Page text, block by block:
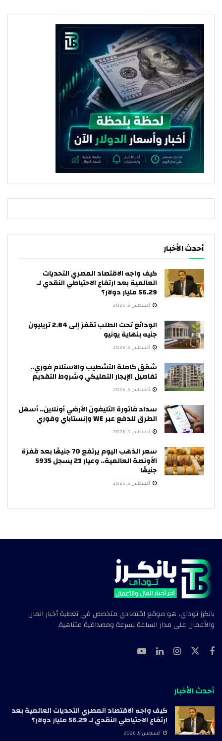
أحدث الأخبار
كيف واجه الاقتصاد المصري التحديات
العالمية بعد ارتفاع الاحتياطي النقدي لـ
56.29 مليار دولار؟
أغسطس 5, 2026
الودائع تحت الطلب تقفز إلى 2.84 تريليون
جنيه بنهاية يونيو
أغسطس 5, 2026
شقق كاملة التشطيب والاستلام فوري..
تفاصيل الإيجار التمليكي وشروط التقديم
أغسطس 5, 2026
سداد فاتورة التليفون الأرضي أونلاين.. أسهل
الطرق للدفع عبر WE وإنستاباي وفوري
أغسطس 5, 2026
سعر الذهب اليوم يرتفع 70 جنيهًا بعد قفزة
الأونصة العالمية.. وعيار 21 يسجل 5935
جنيهًا
أغسطس 5, 2026
بانكرز توداي، هو موقع اقتصادي متخصص في تغطية أخبار المال
والأعمال على مدار الساعة بسرعة ومصداقية متناهية.
أحدث الأخبار
كيف واجه الاقتصاد المصري التحديات العالمية بعد
ارتفاع الاحتياطي النقدي لـ 56.29 مليار دولار؟
أغسطس 5, 2026